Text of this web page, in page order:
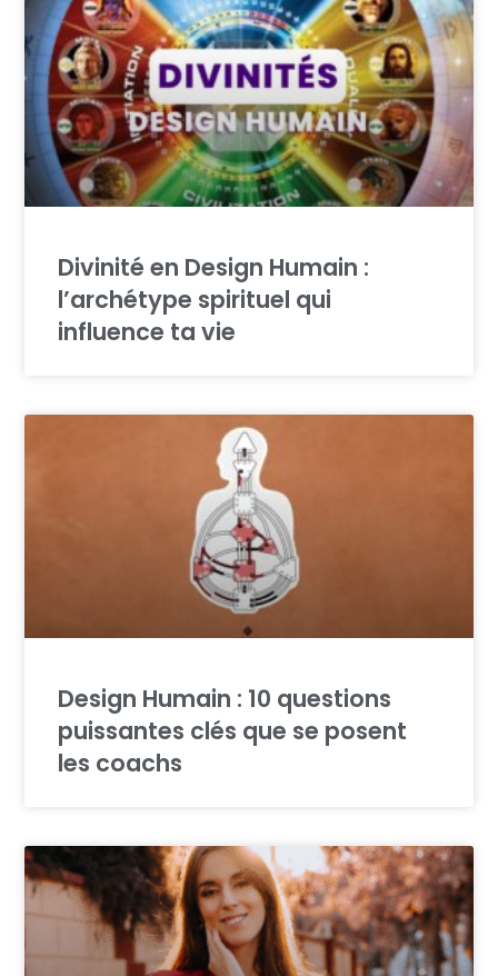
Divinité en Design Humain :
l’archétype spirituel qui
influence ta vie
Design Humain : 10 questions
puissantes clés que se posent
les coachs